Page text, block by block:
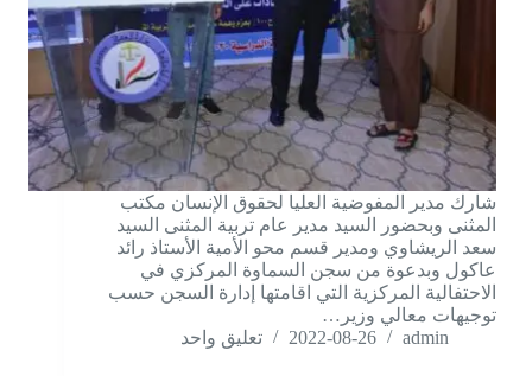
شارك مدير المفوضية العليا لحقوق الإنسان مكتب
المثنى وبحضور السيد مدير عام تربية المثنى السيد
سعد الريشاوي ومدير قسم محو الأمية الأستاذ رائد
عاكول وبدعوة من سجن السماوة المركزي في
الاحتفالية المركزية التي اقامتها إدارة السجن حسب
توجيهات معالي وزير…
admin
2022-08-26 تعليق واحد